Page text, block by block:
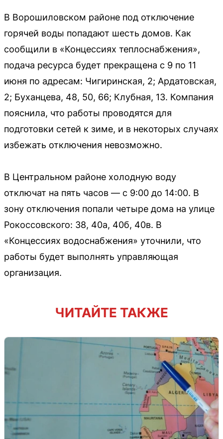
В Ворошиловском районе под отключение
горячей воды попадают шесть домов. Как
сообщили в «Концессиях теплоснабжения»,
подача ресурса будет прекращена с 9 по 11
июня по адресам: Чигиринская, 2; Ардатовская,
2; Буханцева, 48, 50, 66; Клубная, 13. Компания
пояснила, что работы проводятся для
подготовки сетей к зиме, и в некоторых случаях
избежать отключения невозможно.
В Центральном районе холодную воду
отключат на пять часов — с 9:00 до 14:00. В
зону отключения попали четыре дома на улице
Рокоссовского: 38, 40а, 40б, 40в. В
«Концессиях водоснабжения» уточнили, что
работы будет выполнять управляющая
организация.
ЧИТАЙТЕ ТАКЖЕ